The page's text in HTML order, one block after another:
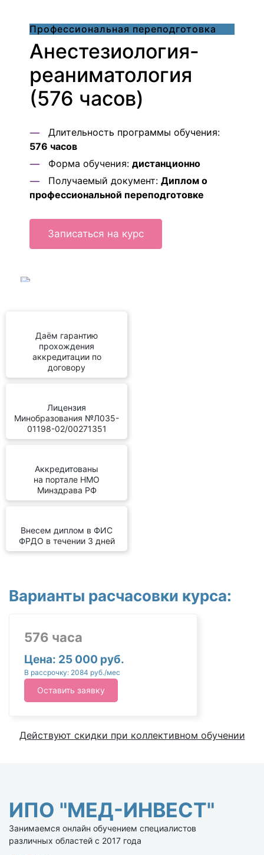
Профессиональная переподготовка
Анестезиология-
реаниматология
(576 часов)
Длительность программы обучения:
576 часов
Форма обучения: дистанционно
Получаемый документ: Диплом о
профессиональной переподготовке
Записаться на курс
Даём гарантию
прохождения
аккредитации по
договору
Лицензия
Минобразования №Л035-
01198-02/00271351
Аккредитованы
на портале НМО
Минздрава РФ
Внесем диплом в ФИС
ФРДО в течении 3 дней
Варианты расчасовки курса:
576 часа
Цена: 25 000 руб.
В рассрочку: 2084 руб./мес
Оставить заявку
Действуют скидки при коллективном обучении
ИПО "МЕД-ИНВЕСТ"
Занимаемся онлайн обучением специалистов
различных областей с 2017 года